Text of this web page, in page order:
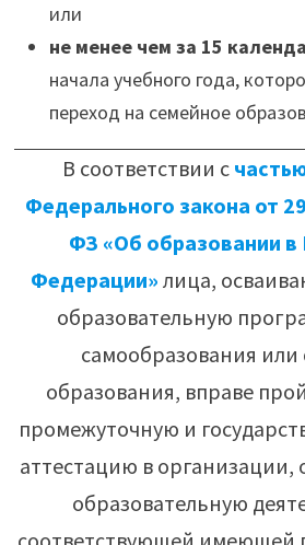
или
не менее чем за 15
начала учебного года,
переход на семейное
В соответствии с
Федерального закона от
ФЗ «Об образовании в
Федерации» лица,
образовательную
самообразования или
образования, вправе
промежуточную и
аттестацию в
образовательную